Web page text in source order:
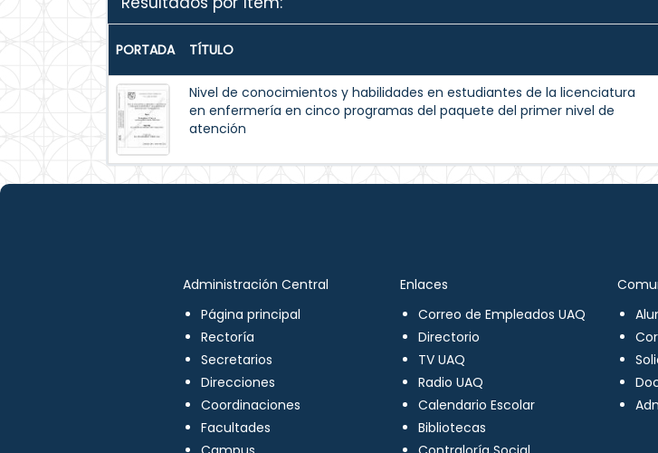
PORTADA TÍTULO
Nivel de conocimientos y habilidades en estudiantes de la licenciatura
en enfermería en cinco programas del paquete del primer nivel de
atención
Administración Central
Página principal
Rectoría
Secretarios
Direcciones
Coordinaciones
Facultades
Enlaces
Correo de Empleados UAQ
Directorio
TV UAQ
Radio UAQ
Calendario Escolar
Bibliotecas